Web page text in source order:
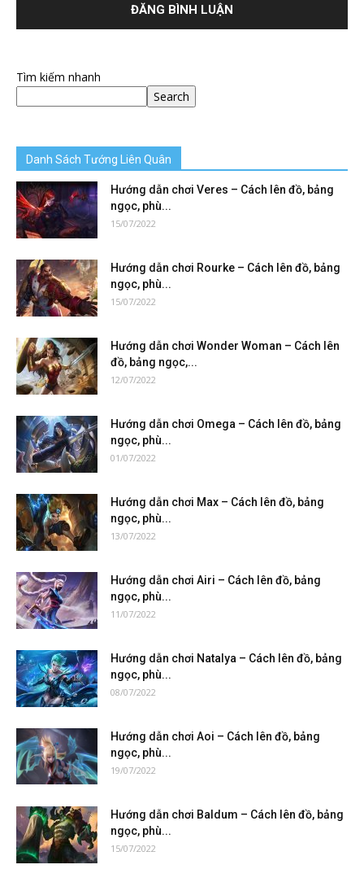
Tìm kiếm nhanh
Search
Danh Sách Tướng Liên Quân
Hướng dẫn chơi Veres – Cách lên đồ, bảng
ngọc, phù...
15/07/2022
Hướng dẫn chơi Rourke – Cách lên đồ, bảng
ngọc, phù...
15/07/2022
Hướng dẫn chơi Wonder Woman – Cách lên
đồ, bảng ngọc,...
12/07/2022
Hướng dẫn chơi Omega – Cách lên đồ, bảng
ngọc, phù...
01/07/2022
Hướng dẫn chơi Max – Cách lên đồ, bảng
ngọc, phù...
13/07/2022
Hướng dẫn chơi Airi – Cách lên đồ, bảng
ngọc, phù...
11/07/2022
Hướng dẫn chơi Natalya – Cách lên đồ, bảng
ngọc, phù...
08/07/2022
Hướng dẫn chơi Aoi – Cách lên đồ, bảng
ngọc, phù...
19/07/2022
Hướng dẫn chơi Baldum – Cách lên đồ, bảng
ngọc, phù...
15/07/2022